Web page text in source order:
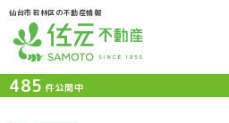
仙台市若林区の不動産情報
485 件公開中